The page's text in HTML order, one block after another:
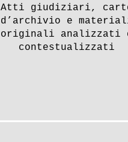
Atti giudiziari,
d’archivio e
originali analizzati
contestualizzati